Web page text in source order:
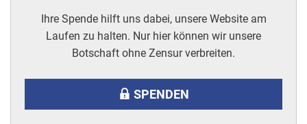
Ihre Spende hilft uns dabei, unsere Website am
Laufen zu halten. Nur hier können wir unsere
Botschaft ohne Zensur verbreiten.
SPENDEN